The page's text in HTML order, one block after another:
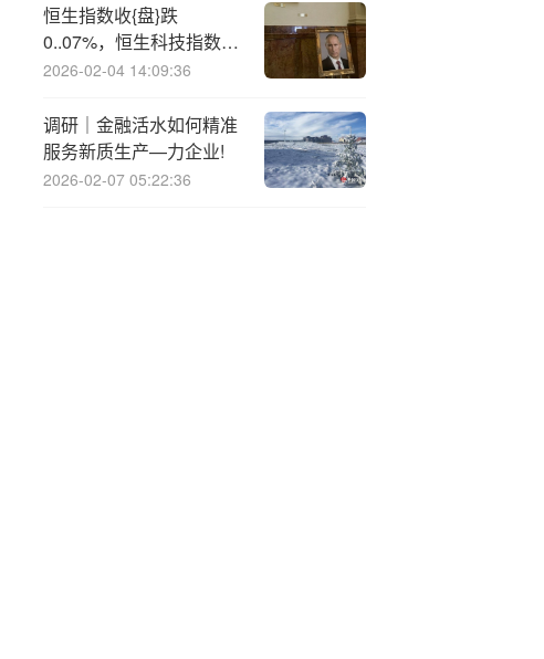
恒生指数收{盘}跌
0..07%，恒生科技指数跌
0.56%
2026-02-04 14:09:36
调研｜金融活水如何精准
服务新质生产—力企业!
2026-02-07 05:22:36